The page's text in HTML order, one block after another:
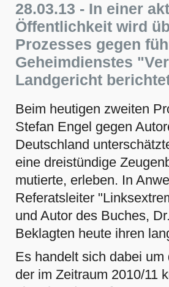
28.03.13 - In einer
Öffentlichkeit wird
Prozesses gegen
Geheimdienstes
Landgericht
Beim heutigen zweiten
Stefan Engel gegen
Deutschland
eine dreistündige
mutierte, erleben. In
Referatsleiter
und Autor des Buches,
Beklagten heute ihren
Es handelt sich dabei
der im Zeitraum 2010/11